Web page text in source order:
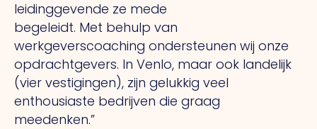
leidinggevende ze mede
begeleidt. Met behulp van
werkgeverscoaching ondersteunen wij onze
opdrachtgevers. In Venlo, maar ook landelijk
(vier vestigingen), zijn gelukkig veel
enthousiaste bedrijven die graag
meedenken.”